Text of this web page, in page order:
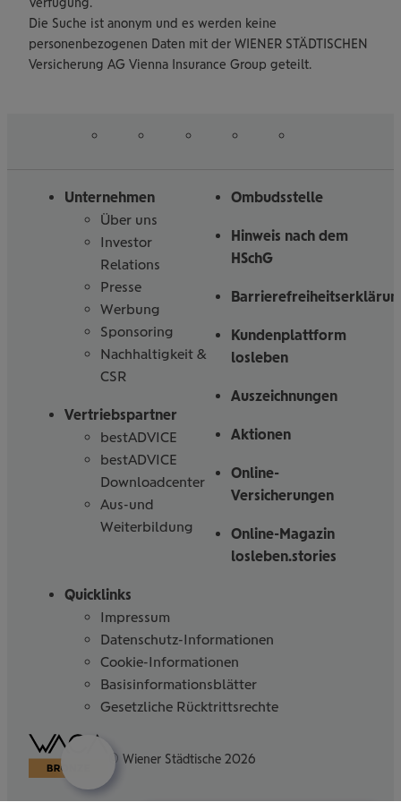
Die Suche ist anonym und es werden keine
personenbezogenen Daten mit der WIENER STÄDTISCHEN
Versicherung AG Vienna Insurance Group geteilt.
Unternehmen
Über uns
Investor
Relations
Presse
Werbung
Sponsoring
Nachhaltigkeit &
CSR
Vertriebspartner
bestADVICE
bestADVICE
Downloadcenter
Aus-und
Weiterbildung
Ombudsstelle
Hinweis nach dem
HSchG
Kundenplattform
losleben
Auszeichnungen
Aktionen
Online-
Versicherungen
Online-Magazin
losleben.stories
Quicklinks
Impressum
Datenschutz-Informationen
Cookie-Informationen
Basisinformationsblätter
Gesetzliche Rücktrittsrechte
uns
Barrierefreiheitserklärung
© Wiener Städtische 2026